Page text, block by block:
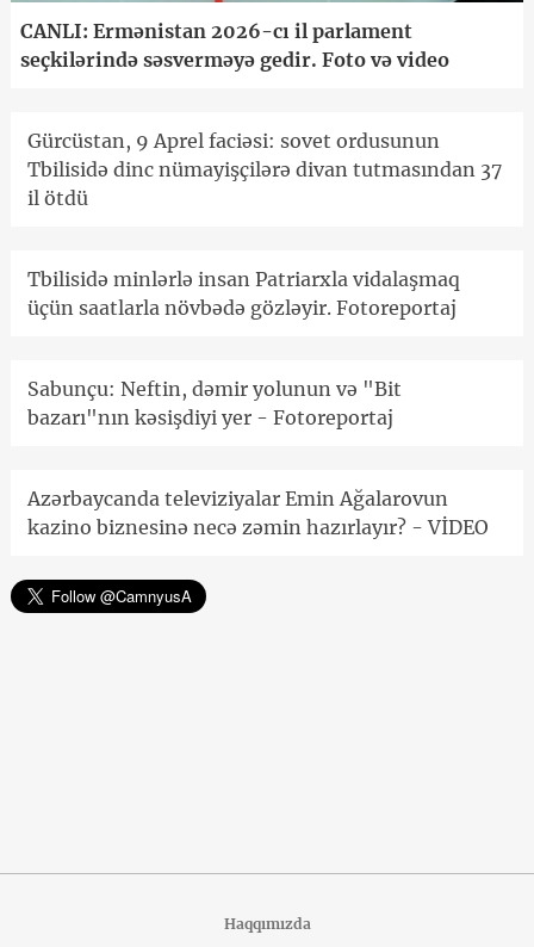
CANLI: Ermənistan 2026-cı il parlament
seçkilərində səsverməyə gedir. Foto və video
Gürcüstan, 9 Aprel faciəsi: sovet ordusunun
Tbilisidə dinc nümayişçilərə divan tutmasından 37
il ötdü
Tbilisidə minlərlə insan Patriarxla vidalaşmaq
üçün saatlarla növbədə gözləyir. Fotoreportaj
Sabunçu: Neftin, dəmir yolunun və "Bit
bazarı"nın kəsişdiyi yer - Fotoreportaj
Azərbaycanda televiziyalar Emin Ağalarovun
kazino biznesinə necə zəmin hazırlayır? - VİDEO
Haqqımızda